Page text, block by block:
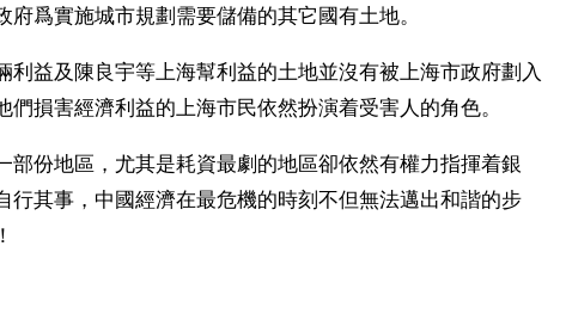
爲實施城市規劃需要儲備的其它國有土地。
利益及陳良宇等上海幫利益的土地並沒有被上海市政府劃入
損害經濟利益的上海市民依然扮演着受害人的角色。
部份地區，尤其是耗資最劇的地區卻依然有權力指揮着銀
行其事，中國經濟在最危機的時刻不但無法邁出和諧的步